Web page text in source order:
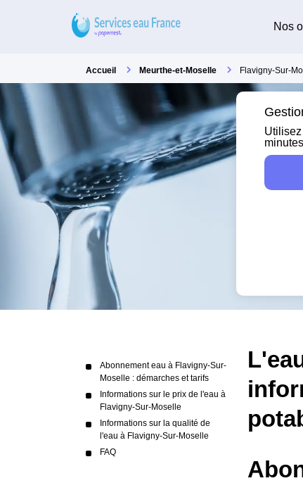
Nos
Accueil Meurthe-et-Moselle Flavigny-Sur-
Abonnement eau à Flavigny-Sur-
Moselle : démarches et tarifs
Informations sur le prix de l'eau à
Flavigny-Sur-Moselle
Informations sur la qualité de
l'eau à Flavigny-Sur-Moselle
FAQ